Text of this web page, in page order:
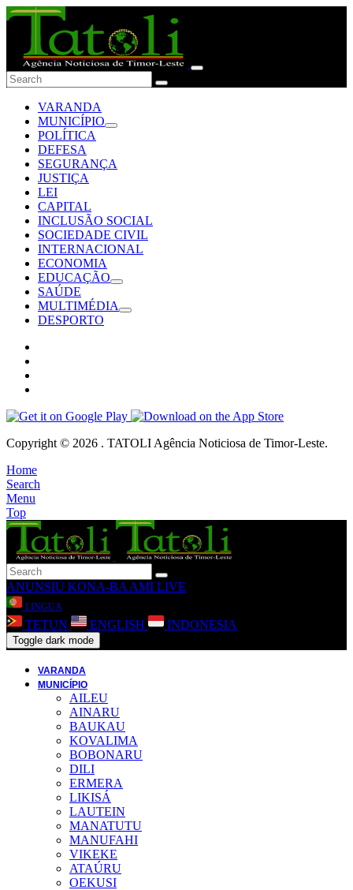
VARANDA
MUNICÍPIO
POLÍTICA
DEFESA
SEGURANÇA
JUSTIÇA
LEI
CAPITAL
INCLUSÃO SOCIAL
SOCIEDADE CIVIL
INTERNACIONAL
ECONOMIA
EDUCAÇÃO
SAÚDE
MULTIMÉDIA
DESPORTO
Copyright © 2026 . TATOLI Agência Noticiosa de Timor-Leste.
Home
Search
Menu
Top
ANUNSIU KONA-BA AMI LIVE
LINGUA
TETUN ENGLISH INDONESIA
Toggle dark mode
VARANDA
MUNICÍPIO
AILEU
AINARU
BAUKAU
KOVALIMA
BOBONARU
DILI
ERMERA
LIKISÁ
LAUTEIN
MANATUTU
MANUFAHI
VIKEKE
ATAÚRU
OEKUSI